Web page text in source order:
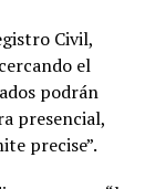
Civil,
el
podrán
presencial,
precise”.